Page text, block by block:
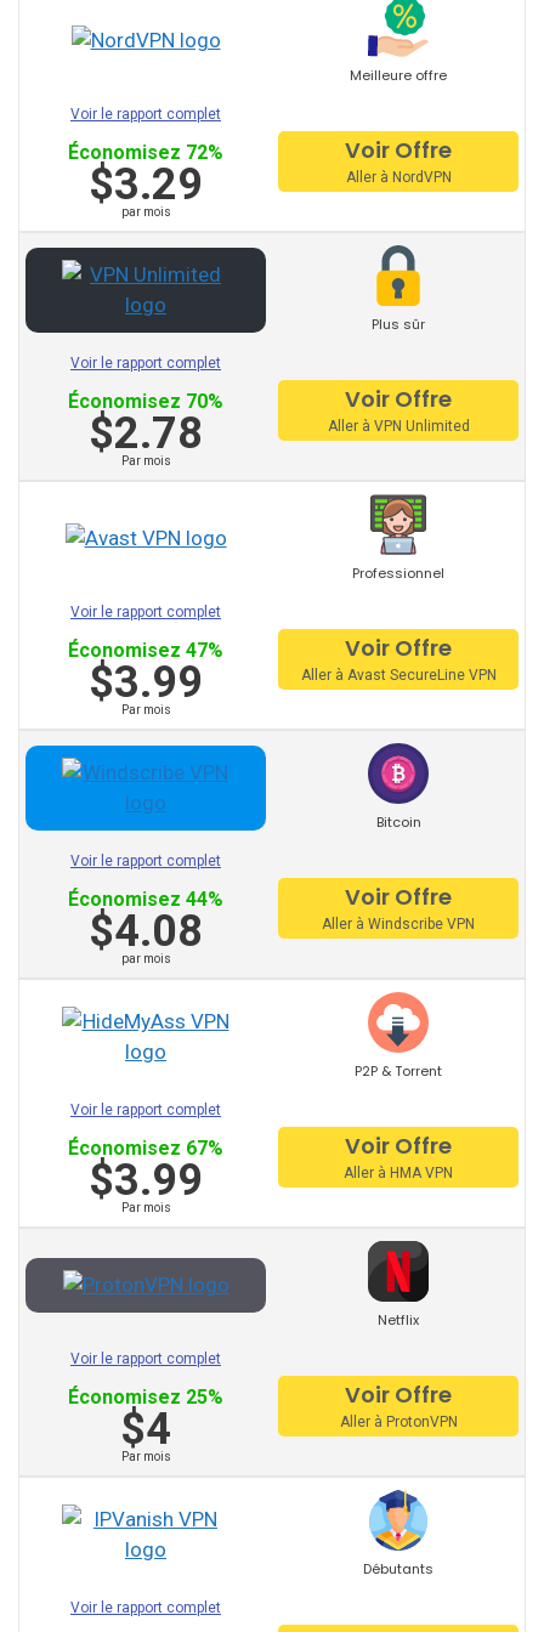
Hola VPN
Btguard
Unlocator
Avira Phantom VPN
VPN Master
Hide.Me
VPNsecure
Ivacy VPN
Digibit VPN
X-VPN
Fly VPN
Freedome VPN
Fastest VPN
Froot VPN
VPNarea
AzireVPN
OVPN
Cactus VPN
My Expat Network
VPN Pro
Sky VPN
Okayfreedom
Zoog VPN
Anon VPN
Meilleure offre
Voir le rapport complet
Économisez 72%
$3.29
par mois
Voir Offre
Aller à NordVPN
Plus sûr
Voir le rapport complet
Économisez 70%
$2.78
Par mois
Voir Offre
Aller à VPN Unlimited
Professionnel
Voir le rapport complet
Économisez 47%
$3.99
Par mois
Voir Offre
Aller à Avast SecureLine VPN
Bitcoin
Voir le rapport complet
Économisez 44%
$4.08
par mois
Voir Offre
Aller à Windscribe VPN
P2P & Torrent
Voir le rapport complet
Économisez 67%
$3.99
Par mois
Voir Offre
Aller à HMA VPN
Netflix
Voir le rapport complet
Économisez 25%
$4
Par mois
Voir Offre
Aller à ProtonVPN
Débutants
Voir le rapport complet